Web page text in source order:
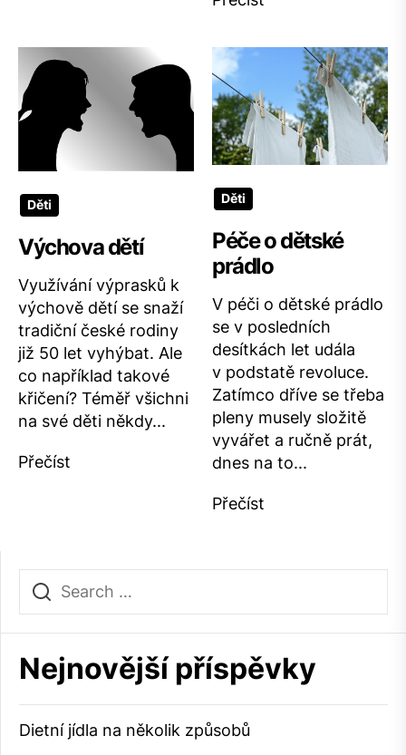
Děti
Výchova dětí
Využívání výprasků k
výchově dětí se snaží
tradiční české rodiny
již 50 let vyhýbat. Ale
co například takové
křičení? Téměř všichni
na své děti někdy...
Přečíst
Děti
Péče o dětské
prádlo
V péči o dětské prádlo
se v posledních
desítkách let udála
v podstatě revoluce.
Zatímco dříve se třeba
pleny musely složitě
vyvářet a ručně prát,
dnes na to...
Přečíst
Nejnovější příspěvky
Dietní jídla na několik způsobů